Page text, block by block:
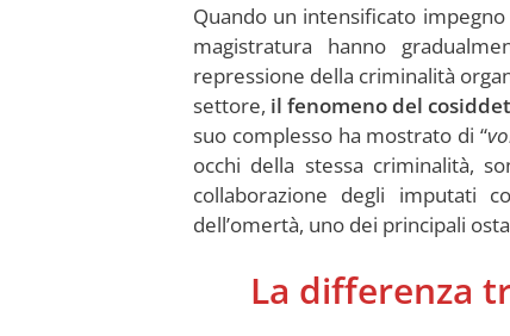
Quando un intensificato
magistratura hanno
repressione della criminalità
settore, il fenomeno del
suo complesso ha mostrato di “
occhi della stessa criminalità,
collaborazione degli imputati
dell’omertà, uno dei principali
La differenza